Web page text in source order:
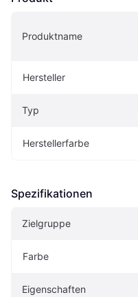
Produktname
Hersteller
Typ
Herstellerfarbe
Spezifikationen
Zielgruppe
Farbe
Eigenschaften